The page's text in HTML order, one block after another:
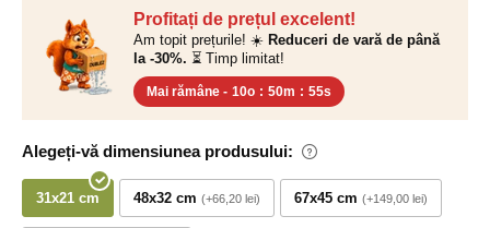
Profitați de prețul excelent!
Am topit prețurile! ☀️ Reduceri de vară de până
la -30%. ⏳ Timp limitat!
Mai rămâne - 10o : 50m : 55s
Alegeți-vă dimensiunea produsului:
31x21 cm 48x32 cm +66,20 lei 67x45 cm +149,00 lei